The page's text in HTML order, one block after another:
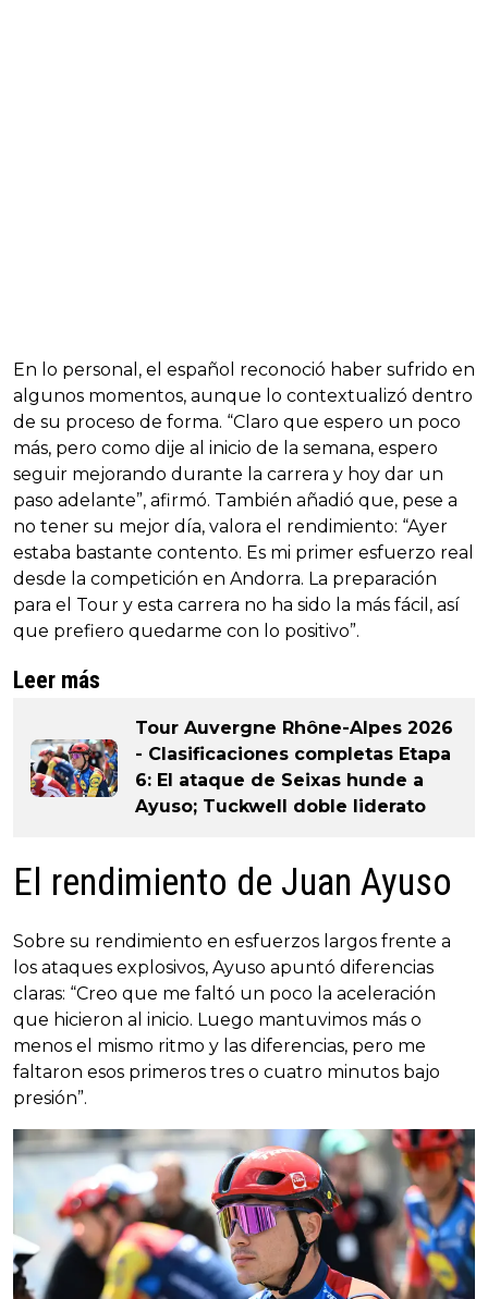
En lo personal, el español reconoció haber sufrido en
algunos momentos, aunque lo contextualizó dentro
de su proceso de forma. “Claro que espero un poco
más, pero como dije al inicio de la semana, espero
seguir mejorando durante la carrera y hoy dar un
paso adelante”, afirmó. También añadió que, pese a
no tener su mejor día, valora el rendimiento: “Ayer
estaba bastante contento. Es mi primer esfuerzo real
desde la competición en Andorra. La preparación
para el Tour y esta carrera no ha sido la más fácil, así
que prefiero quedarme con lo positivo”.
Leer más
Tour Auvergne Rhône-Alpes 2026
- Clasificaciones completas Etapa
6: El ataque de Seixas hunde a
Ayuso; Tuckwell doble liderato
El rendimiento de Juan Ayuso
Sobre su rendimiento en esfuerzos largos frente a
los ataques explosivos, Ayuso apuntó diferencias
claras: “Creo que me faltó un poco la aceleración
que hicieron al inicio. Luego mantuvimos más o
menos el mismo ritmo y las diferencias, pero me
faltaron esos primeros tres o cuatro minutos bajo
presión”.